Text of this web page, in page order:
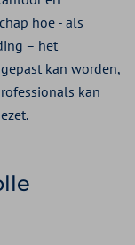
hoe - als
– het
kan worden,
kan